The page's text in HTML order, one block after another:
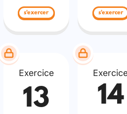
s'exercer s'exercer
Exercice
13 14